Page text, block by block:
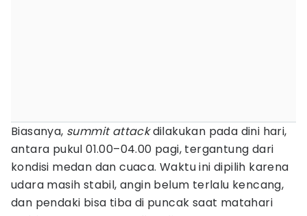
Biasanya, summit attackdilakukan pada dini hari,
antara pukul 01.00–04.00 pagi, tergantung dari
kondisi medan dan cuaca. Waktu ini dipilih karena
udara masih stabil, angin belum terlalu kencang,
dan pendaki bisa tiba di puncak saat matahari